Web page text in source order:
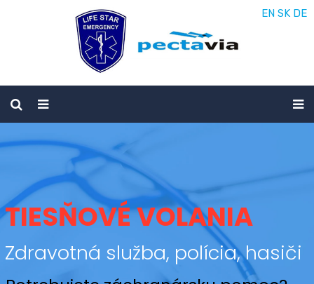
TIESŇOVÉ VOLANIA
Zdravotná služba, polícia, hasiči
EN SK DE